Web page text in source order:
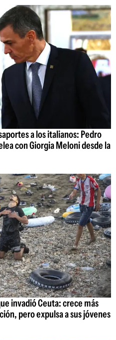
a los italianos: Pedro
con Giorgia Meloni desde la
invadió Ceuta: crece más
pero expulsa a sus jóvenes